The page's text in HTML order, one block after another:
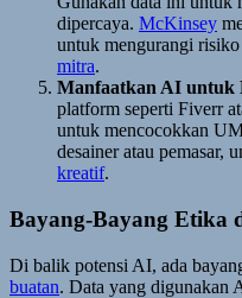
dipercaya. McKinsey
untuk mengurangi
mitra.
Manfaatkan AI untuk
platform seperti Fiverr
untuk mencocokkan
desainer atau pemasar,
kreatif.
Bayang-Bayang Etika
Di balik potensi AI, ada
buatan. Data yang digunakan